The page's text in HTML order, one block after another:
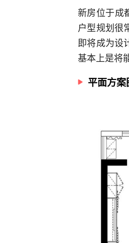
新房位于成
户型规划很
即将成为设
基本上是将
平面方案